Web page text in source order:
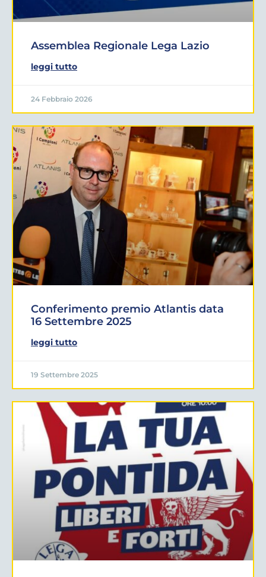
Assemblea Regionale Lega Lazio
leggi tutto
24 Febbraio 2026
Conferimento premio Atlantis data
16 Settembre 2025
leggi tutto
19 Settembre 2025